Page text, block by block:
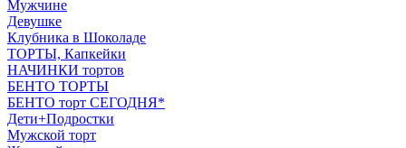
Мужчине
Девушке
Клубника в Шоколаде
ТОРТЫ, Капкейки
НАЧИНКИ тортов
БЕНТО ТОРТЫ
БЕНТО торт СЕГОДНЯ*
Дети+Подростки
Мужской торт